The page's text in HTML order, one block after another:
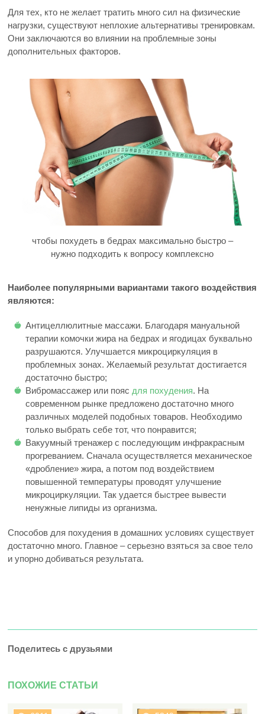
Для тех, кто не желает тратить много сил на физические
нагрузки, существуют неплохие альтернативы тренировкам.
Они заключаются во влиянии на проблемные зоны
дополнительных факторов.
чтобы похудеть в бедрах максимально быстро –
нужно подходить к вопросу комплексно
Наиболее популярными вариантами такого воздействия
являются:
Антицеллюлитные массажи. Благодаря мануальной
терапии комочки жира на бедрах и ягодицах буквально
разрушаются. Улучшается микроциркуляция в
проблемных зонах. Желаемый результат достигается
достаточно быстро;
Вибромассажер или пояс для похудения. На
современном рынке предложено достаточно много
различных моделей подобных товаров. Необходимо
только выбрать себе тот, что понравится;
Вакуумный тренажер с последующим инфракрасным
прогреванием. Сначала осуществляется механическое
«дробление» жира, а потом под воздействием
повышенной температуры проводят улучшение
микроциркуляции. Так удается быстрее вывести
ненужные липиды из организма.
Способов для похудения в домашних условиях существует
достаточно много. Главное – серьезно взяться за свое тело
и упорно добиваться результата.
Поделитесь с друзьями
ПОХОЖИЕ СТАТЬИ